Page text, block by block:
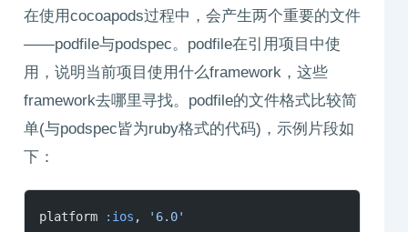
在使用cocoapods过程中，会产生两个重要的文件
——podfile与podspec。podfile在引用项目中使
用，说明当前项目使用什么framework，这些
framework去哪里寻找。podfile的文件格式比较简
单(与podspec皆为ruby格式的代码)，示例片段如
下：
platform :ios ,
'6.0'